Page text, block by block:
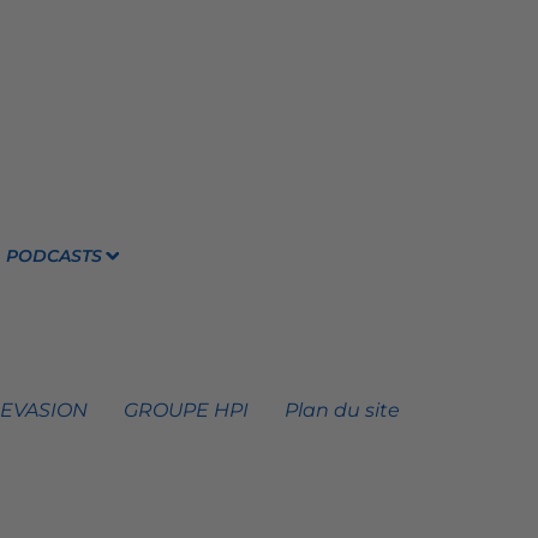
PODCASTS
GROUPE HPI Plan du site